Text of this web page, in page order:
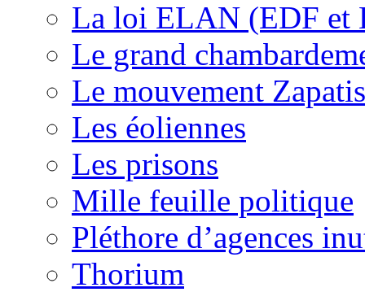
La loi ELAN (EDF et
Le grand
Le mouvement
Les éoliennes
Les prisons
Mille feuille politique
Pléthore d’agences
Thorium